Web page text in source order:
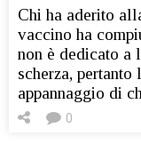
Chi ha aderito
vaccino ha
non è dedicato a
scherza,
appannaggio di
0